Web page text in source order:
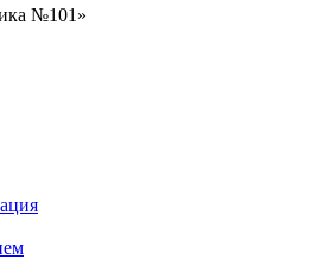
№101»